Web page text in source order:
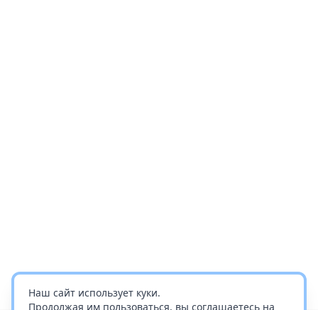
Наш сайт использует куки.
Продолжая им пользоваться, вы соглашаетесь на